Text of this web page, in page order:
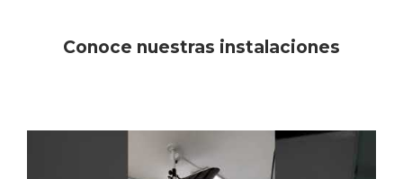
Conoce nuestras instalaciones